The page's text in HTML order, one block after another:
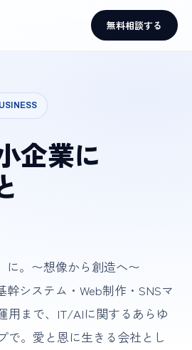
無料相談する
企業に
に。〜想像から創造へ〜
システム・Web制作・SNSマ
用まで、IT/AIに関するあらゆ
で。愛と恩に生きる会社とし